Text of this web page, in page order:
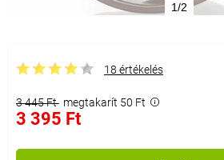
1/2
18 értékelés
3 445 Ft megtakarít 50 Ft
3 395 Ft